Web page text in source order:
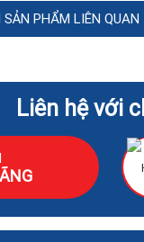
PHẨM LIÊN QUAN
Liên hệ với